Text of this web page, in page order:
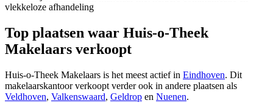
vlekkeloze afhandeling
Top plaatsen waar Huis-o-Theek
Makelaars verkoopt
Huis-o-Theek Makelaars is het meest actief in Eindhoven. Dit
makelaarskantoor verkoopt verder ook in andere plaatsen als
Veldhoven, Valkenswaard, Geldrop en Nuenen.